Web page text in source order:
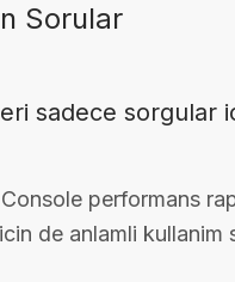
Sorular
sadece sorgular
performans
de anlamli kullanim